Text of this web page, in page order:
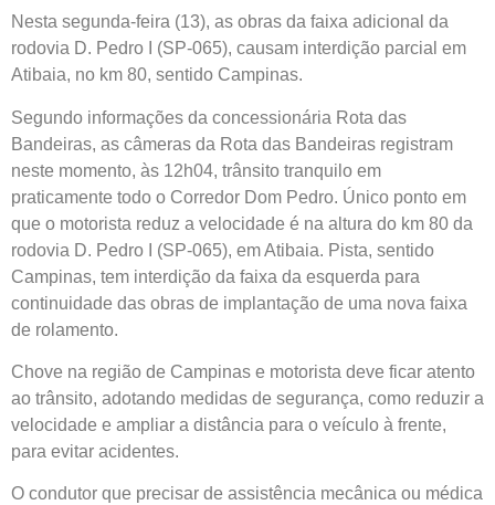
Nesta segunda-feira (13), as obras da faixa adicional da
rodovia D. Pedro I (SP-065), causam interdição parcial em
Atibaia, no km 80, sentido Campinas.
Segundo informações da concessionária Rota das
Bandeiras, as câmeras da Rota das Bandeiras registram
neste momento, às 12h04, trânsito tranquilo em
praticamente todo o Corredor Dom Pedro. Único ponto em
que o motorista reduz a velocidade é na altura do km 80 da
rodovia D. Pedro I (SP-065), em Atibaia. Pista, sentido
Campinas, tem interdição da faixa da esquerda para
continuidade das obras de implantação de uma nova faixa
de rolamento.
Chove na região de Campinas e motorista deve ficar atento
ao trânsito, adotando medidas de segurança, como reduzir a
velocidade e ampliar a distância para o veículo à frente,
para evitar acidentes.
O condutor que precisar de assistência mecânica ou médica